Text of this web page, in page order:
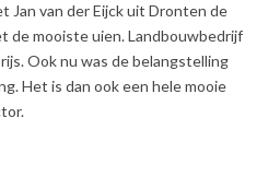
Jan van der Eijck uit Dronten de
de mooiste uien. Landbouwbedrijf
Ook nu was de belangstelling
Het is dan ook een hele mooie